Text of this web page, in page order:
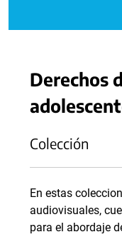
Derechos
Colección
En estas
audiovisuales,
para el abordaje